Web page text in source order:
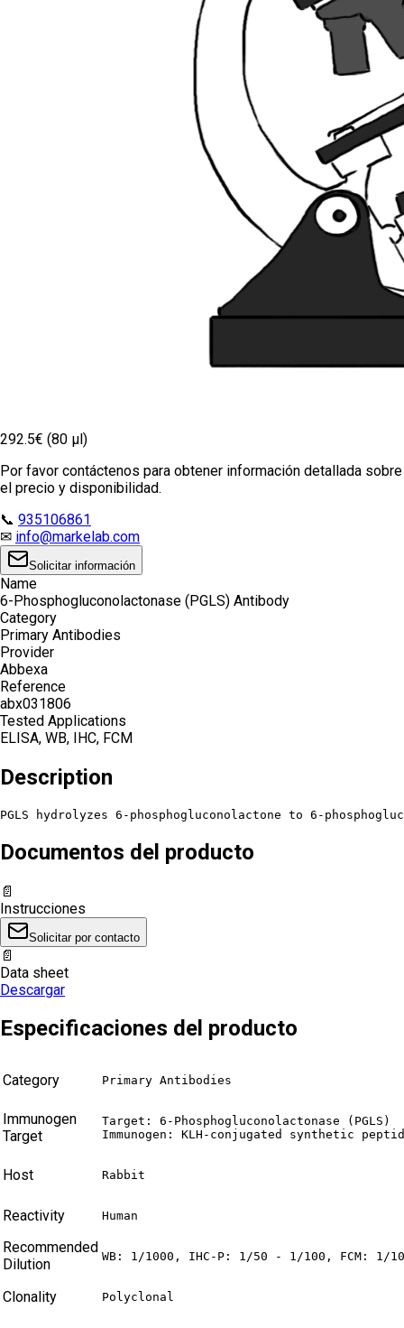
292.5€ (80 µl)
Por favor contáctenos para obtener información detallada sobre
el precio y disponibilidad.
📞 935106861
✉ info@markelab.com
Solicitar información
Name
6-Phosphogluconolactonase (PGLS) Antibody
Category
Primary Antibodies
Provider
Abbexa
Reference
abx031806
Tested Applications
ELISA, WB, IHC, FCM
Description
PGLS hydrolyzes 6-phosphogluconolactone to 6-
Documentos del producto
📄
Instrucciones
Solicitar por contacto
📄
Data sheet
Descargar
Especificaciones del producto
Category Primary Antibodies
Immunogen
Target
Target: 6-Phosphogluconolactonase (PGLS)
Immunogen: KLH-conjugated synthetic
Host Rabbit
Reactivity Human
Recommended
Dilution
WB: 1/1000, IHC-P: 1/50 - 1/100, FCM:
Clonality Polyclonal